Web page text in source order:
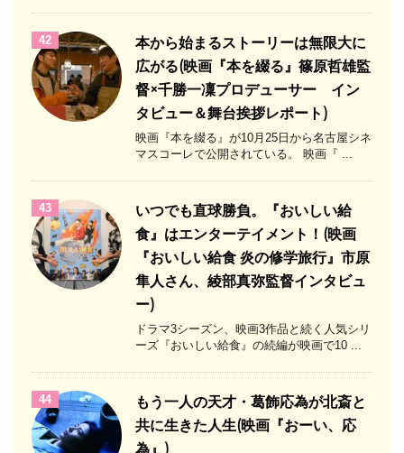
42
本から始まるストーリーは無限大に
広がる(映画『本を綴る』篠原哲雄監
督×千勝一凜プロデューサー イン
タビュー＆舞台挨拶レポート)
映画『本を綴る』が10月25日から名古屋シネ
マスコーレで公開されている。 映画『 ...
43
いつでも直球勝負。『おいしい給
食』はエンターテイメント！(映画
『おいしい給食 炎の修学旅行』市原
隼人さん、綾部真弥監督インタビュ
ー)
ドラマ3シーズン、映画3作品と続く人気シリ
ーズ『おいしい給食』の続編が映画で10 ...
44
もう一人の天才・葛飾応為が北斎と
共に生きた人生(映画『おーい、応
為』)